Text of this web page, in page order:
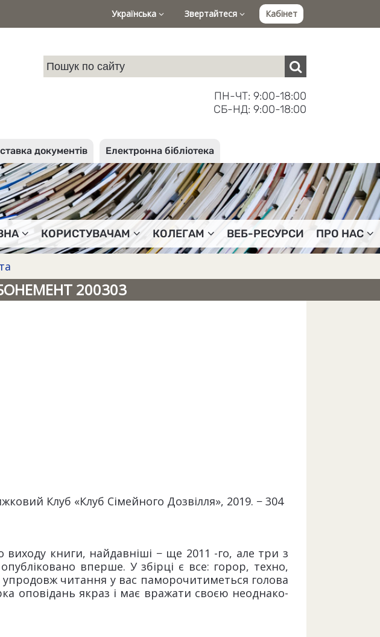
Українська Звертайтеся Кабінет
ПН-ЧТ: 9:00-18:00
СБ-НД: 9:00-18:00
документів Електронна бібліотека
КОРИСТУВАЧАМ КОЛЕГАМ ВЕБ-РЕСУРСИ ПРО НАС
200303
Клуб «Клуб Сімейного Дозвілля», 2019. − 304
книги, найдавніші − ще 2011 -го, але три з
вперше. У збірці є все: горор, техно,
упродовж читання у вас паморочитиметься голова
оповідань якраз і має вражати своєю неоднако­